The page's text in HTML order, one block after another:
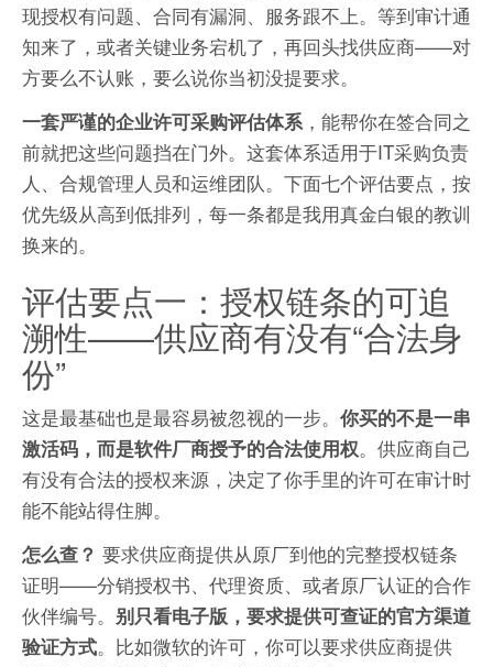
现授权有问题、合同有漏洞、服务跟不上。等到审计通
知来了，或者关键业务宕机了，再回头找供应商——对
方要么不认账，要么说你当初没提要求。
一套严谨的企业许可采购评估体系，能帮你在签合同之
前就把这些问题挡在门外。这套体系适用于IT采购负责
人、合规管理人员和运维团队。下面七个评估要点，按
优先级从高到低排列，每一条都是我用真金白银的教训
换来的。
评估要点一：授权链条的可追
溯性——供应商有没有“合法身
份”
这是最基础也是最容易被忽视的一步。 你买的不是一串
激活码，而是软件厂商授予的合法使用权。供应商自己
有没有合法的授权来源，决定了你手里的许可在审计时
能不能站得住脚。
怎么查？ 要求供应商提供从原厂到他的完整授权链条
证明——分销授权书、代理资质、或者原厂认证的合作
伙伴编号。 别只看电子版，要求提供可查证的官方渠道
验证方式。比如微软的许可，你可以要求供应商提供